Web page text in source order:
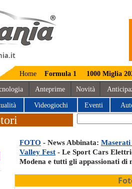
Home Formula 1 1000 Miglia
Anteprime Novità
Videogiochi Eventi
FOTO - News Abbinata: Maserati
Valley Fest - Le Sport Cars
Modena e tutti gli appassionati di